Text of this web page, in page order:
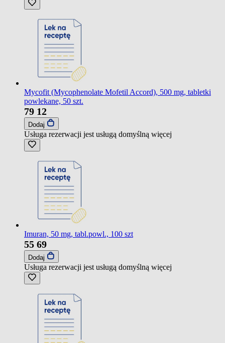
Mycofit (Mycophenolate Mofetil Accord), 500 mg, tabletki
powlekane, 50 szt.
79 12
Dodaj
Usługa rezerwacji jest usługą domyślną więcej
Imuran, 50 mg, tabl.powl., 100 szt
55 69
Dodaj
Usługa rezerwacji jest usługą domyślną więcej